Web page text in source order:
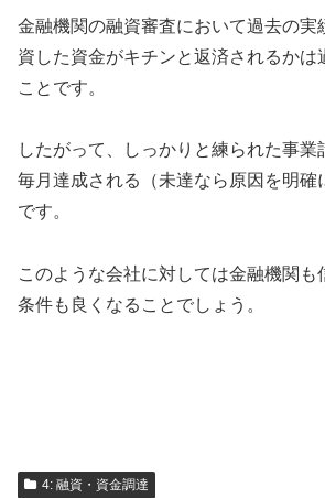
金融機関の融資審査において過去の実
資した資金がキチンと返済されるかは
ことです。
したがって、しっかりと練られた事
毎月達成される（未達なら原因を明確
です。
このような会社に対しては金融機関も
条件も良くなることでしょう。
4: 融資・資金調達